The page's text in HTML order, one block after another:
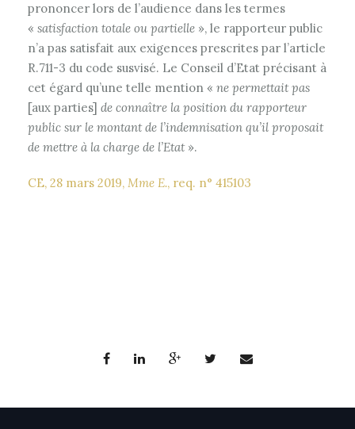
prononcer lors de l’audience dans les termes
« satisfaction totale ou partielle », le rapporteur public
n’a pas satisfait aux exigences prescrites par l’article
R.711-3 du code susvisé. Le Conseil d’Etat précisant à
cet égard qu’une telle mention « ne permettait pas
[aux parties] de connaître la position du rapporteur
public sur le montant de l’indemnisation qu’il proposait
de mettre à la charge de l’Etat».
CE, 28 mars 2019, Mme E., req. n° 415103